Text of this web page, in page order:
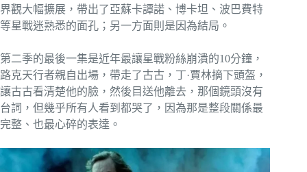
界觀大幅擴展，帶出了亞蘇卡譚諾、博卡坦、波巴費特
等星戰迷熟悉的面孔；另一方面則是因為結局。
第二季的最後一集是近年最讓星戰粉絲崩潰的10分鐘，
路克天行者親自出場，帶走了古古，丁·賈林摘下頭盔，
讓古古看清楚他的臉，然後目送他離去，那個鏡頭沒有
台詞，但幾乎所有人看到都哭了，因為那是整段關係最
完整、也最心碎的表達。